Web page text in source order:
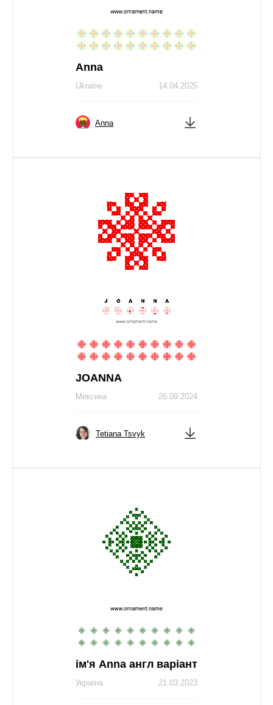
Anna
14.04.2025
Ukraine
Anna
JOANNA
26.09.2024
Мексика
Tetiana Tsvyk
ім'я Anna англ варіант
21.03.2023
Україна